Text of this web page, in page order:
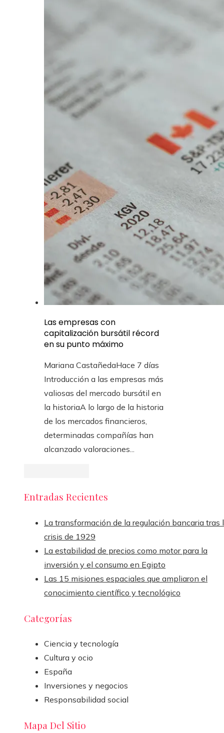
Las empresas con
capitalización bursátil récord
en su punto máximo
Mariana CastañedaHace 7 días
Introducción a las empresas más
valiosas del mercado bursátil en
la historiaA lo largo de la historia
de los mercados financieros,
determinadas compañías han
alcanzado valoraciones...
Entradas Recientes
La transformación de la regulación bancaria tras
crisis de 1929
La estabilidad de precios como motor para la
inversión y el consumo en Egipto
Las 15 misiones espaciales que ampliaron el
conocimiento científico y tecnológico
Categorías
Ciencia y tecnología
Cultura y ocio
España
Inversiones y negocios
Responsabilidad social
Mapa Del Sitio